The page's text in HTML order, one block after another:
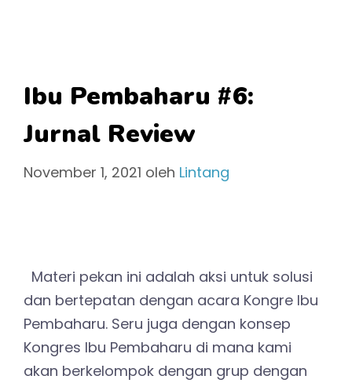
Ibu Pembaharu #6:
Jurnal Review
November 1, 2021 oleh Lintang
Materi pekan ini adalah aksi untuk solusi
dan bertepatan dengan acara Kongre Ibu
Pembaharu. Seru juga dengan konsep
Kongres Ibu Pembaharu di mana kami
akan berkelompok dengan grup dengan